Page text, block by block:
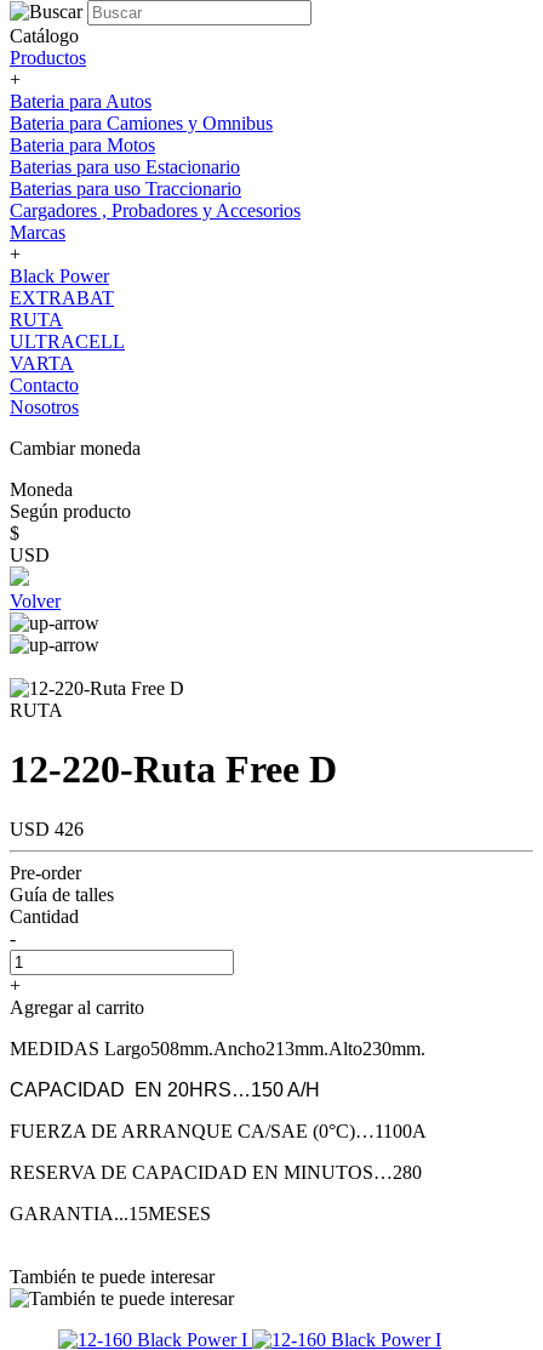
Catálogo
Productos
+
Bateria para Autos
Bateria para Camiones y Omnibus
Bateria para Motos
Baterias para uso Estacionario
Baterias para uso Traccionario
Cargadores , Probadores y Accesorios
Marcas
+
Black Power
EXTRABAT
RUTA
ULTRACELL
VARTA
Contacto
Nosotros
Cambiar moneda
Moneda
Según producto
$
USD
Volver
RUTA
12-220-Ruta Free D
USD 426
Pre-order
Guía de talles
Cantidad
-
+
Agregar al carrito
MEDIDAS Largo508mm.Ancho213mm.Alto230mm.
CAPACIDAD EN 20HRS…150 A/H
FUERZA DE ARRANQUE CA/SAE (0°C)…1100A
RESERVA DE CAPACIDAD EN MINUTOS…280
GARANTIA...15MESES
También te puede interesar